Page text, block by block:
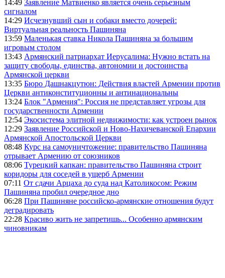
14:49 Заявление Матвиенко является очень серьезным
сигналом
14:29 Исчезнувший сын и собаки вместо дочерей:
Виртуальная реальность Пашиняна
13:59 Маленькая ставка Никола Пашиняна за большим
игровым столом
13:43 Армянский патриархат Иерусалима: Нужно встать на
защиту свободы, единства, автономии и достоинства
Армянской церкви
13:35 Бюро Дашнакцутюн: Действия властей Армении против
Церкви антиконституционны и антинациональны
13:24 Блок "Армения": Россия не представляет угрозы для
государственности Армении
12:54 Экосистема элитной недвижимости: как устроен рынок
12:29 Заявление Российской и Ново-Нахичеванской Епархии
Армянской Апостольской Церкви
08:48 Курс на самоуничтожение: правительство Пашиняна
отрывает Армению от союзников
08:06 Турецкий капкан: правительство Пашиняна строит
коридоры для соседей в ущерб Армении
07:11 От сдачи Арцаха до суда над Католикосом: Режим
Пашиняна пробил очередное дно
06:28 При Пашиняне российско-армянские отношения будут
деградировать
22:28 Красиво жить не запретишь... Особенно армянским
чиновникам